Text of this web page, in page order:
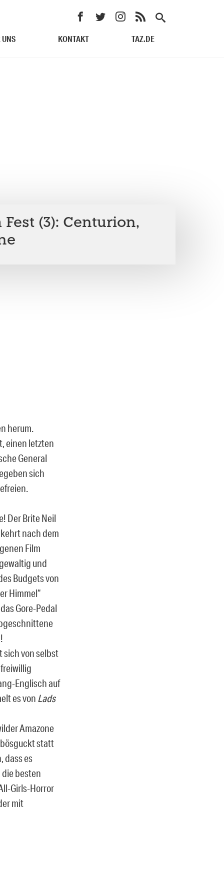
UNS KONTAKT TAZ.DE
(3): Centurion,
herum.
einen letzten
General
sich
Der Brite Neil
nach dem
Film
und
Budgets von
Himmel“
Gore-Pedal
sich von selbst
Englisch auf
es von Lads
Amazone
statt
dass es
besten
Girls-Horror
mit